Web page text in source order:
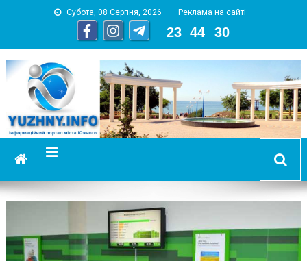
Субота, 08 Серпня, 2026 Реклама на сайті
23 44 31
YUZHNY.INFO
информационный портал города Южный